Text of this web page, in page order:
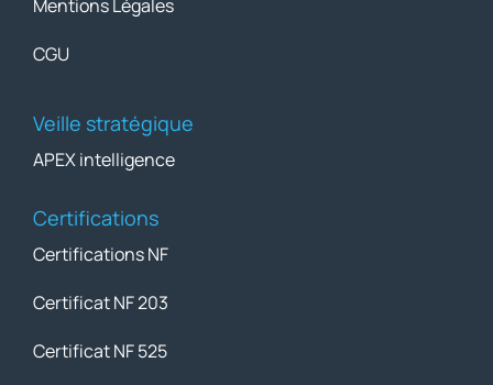
Mentions Légales
CGU
Veille stratégique
APEX intelligence
Certifications
Certifications NF
Certificat NF 203
Certificat NF 525